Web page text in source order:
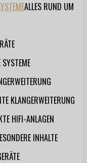
ALLES RUND UM
KLANGERWEITERUNG
HIFI-ANLAGEN
INHALTE